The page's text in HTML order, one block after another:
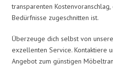
transparenten
Bedürfnisse zugeschnitten ist.
Überzeuge dich selbst von
exzellenten Service. Kontaktiere
Angebot zum günstigen